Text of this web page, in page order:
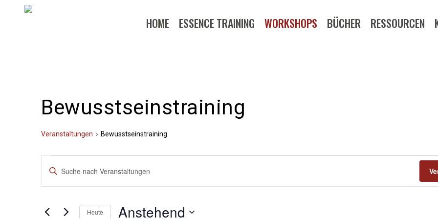
HOME ESSENCE TRAINING WORKSHOPS BÜCHER RESSOURCEN
Bewusstseinstraining
Veranstaltungen Bewusstseinstraining
Veranstaltungen
Veranstaltungen
Suche
und
Bitte
Suche
Heute Anstehend